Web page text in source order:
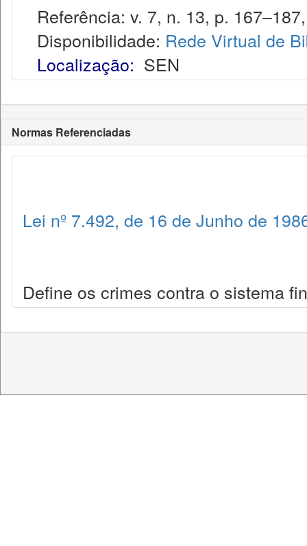
Referência: v. 7, n. 13, p.
Disponibilidade: Rede Virtual de
Localização: SEN
Normas Referenciadas
Lei nº 7.492, de 16 de Junho de
Define os crimes contra o sistema